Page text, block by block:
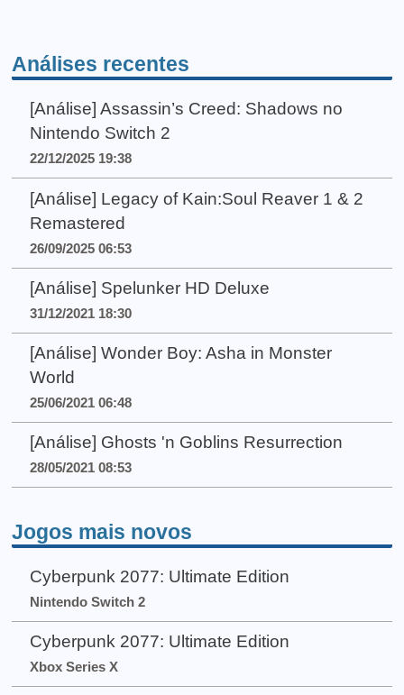
Análises recentes
[Análise] Assassin’s Creed: Shadows no
Nintendo Switch 2
22/12/2025 19:38
[Análise] Legacy of Kain:Soul Reaver 1 & 2
Remastered
26/09/2025 06:53
[Análise] Spelunker HD Deluxe
31/12/2021 18:30
[Análise] Wonder Boy: Asha in Monster
World
25/06/2021 06:48
[Análise] Ghosts 'n Goblins Resurrection
28/05/2021 08:53
Jogos mais novos
Cyberpunk 2077: Ultimate Edition
Nintendo Switch 2
Cyberpunk 2077: Ultimate Edition
Xbox Series X